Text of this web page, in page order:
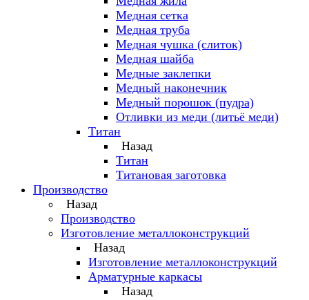
Медная сетка
Медная труба
Медная чушка (слиток)
Медная шайба
Медные заклепки
Медный наконечник
Медный порошок (пудра)
Отливки из меди (литьё меди)
Титан
Назад
Титан
Титановая заготовка
Производство
Назад
Производство
Изготовление металлоконструкций
Назад
Изготовление металлоконструкций
Арматурные каркасы
Назад